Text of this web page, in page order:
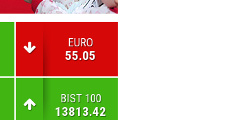
EURO
55.05
BIST 100
13813.42